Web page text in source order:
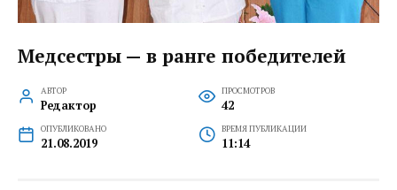
Медсестры — в ранге победителей
АВТОР
Редактор
ПРОСМОТРОВ
42
ОПУБЛИКОВАНО
21.08.2019
ВРЕМЯ ПУБЛИКАЦИИ
11:14